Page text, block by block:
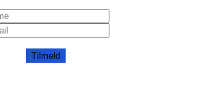
Tilmeld